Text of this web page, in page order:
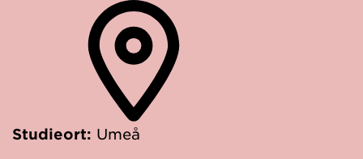
Studieort: Umeå